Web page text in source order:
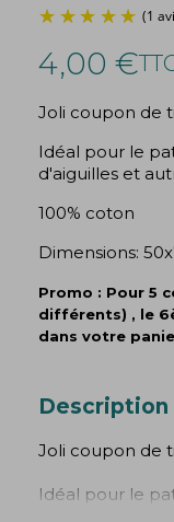
4,00 €
Joli coupon de
Idéal pour le
d'aiguilles et
100% coton
Dimensions:
Promo : Pour 5
différents) , le
dans votre
Description
Joli coupon de
Idéal pour le